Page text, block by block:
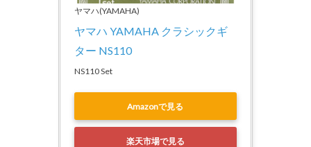
ヤマハ(YAMAHA)
ヤマハ YAMAHA クラシックギ
ター NS110
NS110 Set
Amazonで見る
楽天市場で見る